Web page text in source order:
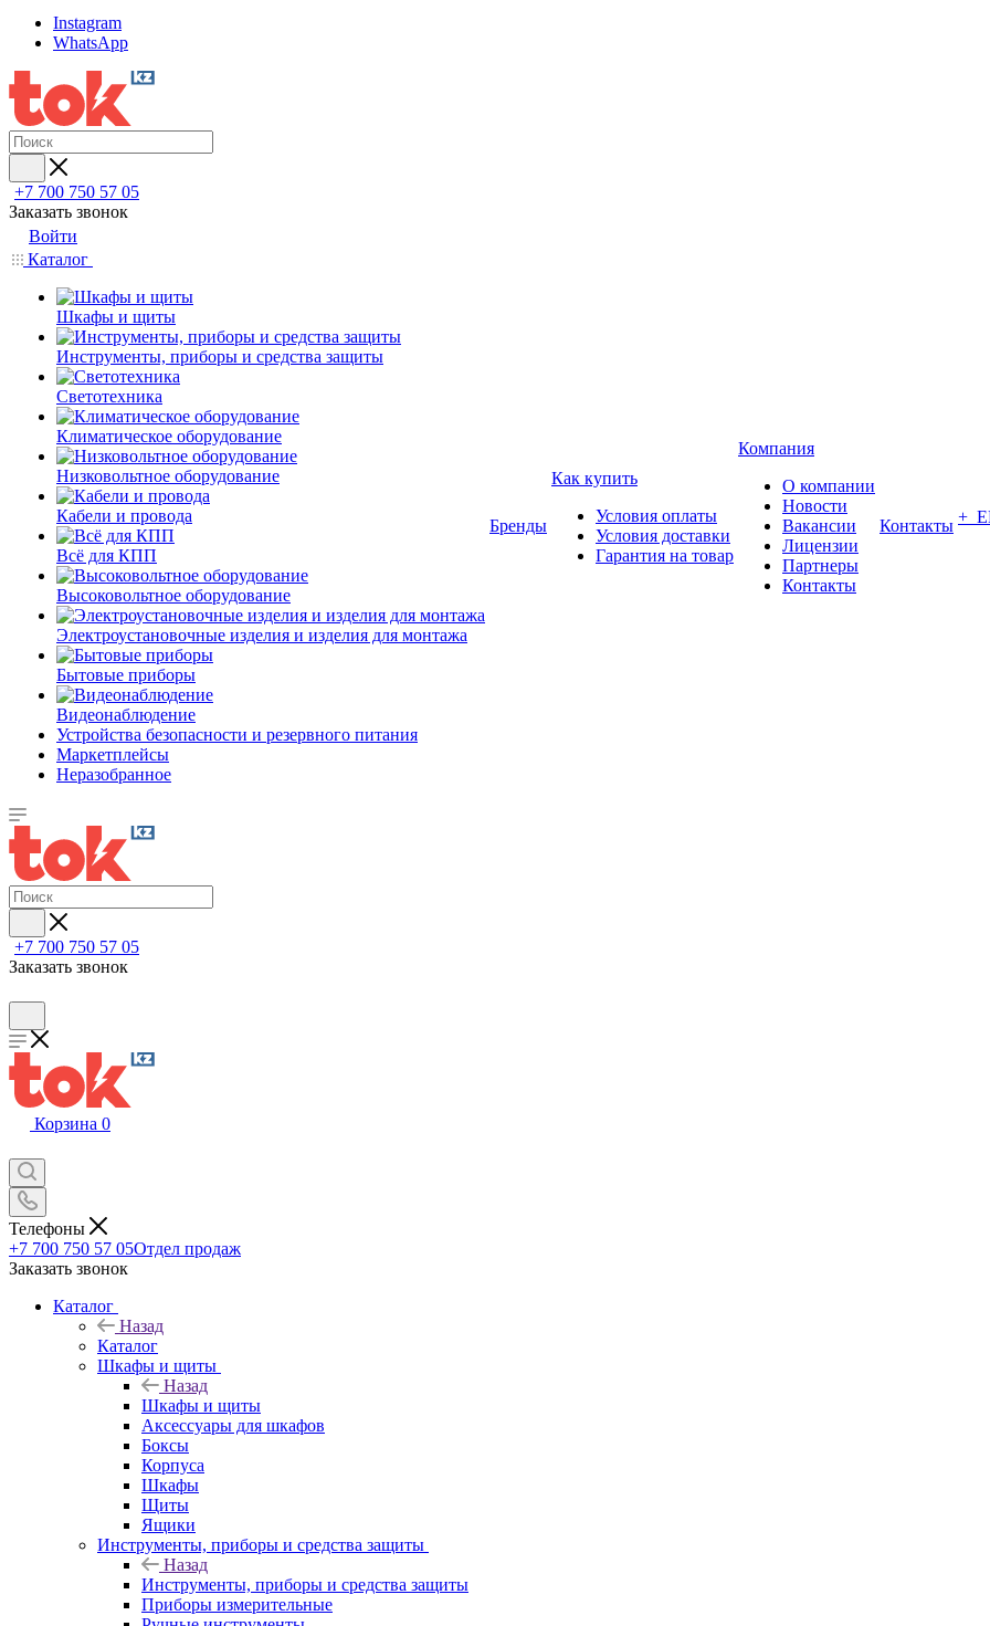
Instagram
WhatsApp
+7 700 750 57 05
Заказать звонок
Войти
Каталог
Шкафы и щиты
Инструменты, приборы и средства защиты
Светотехника
Климатическое оборудование
Низковольтное оборудование
Кабели и провода
Всё для КПП
Высоковольтное оборудование
Электроустановочные изделия и изделия для монтажа
Бытовые приборы
Видеонаблюдение
Устройства безопасности и резервного питания
Маркетплейсы
Неразобранное
Бренды
Как купить
Условия оплаты
Условия доставки
Гарантия на товар
Компания
О компании
Новости
Вакансии
Лицензии
Партнеры
Контакты
Контакты +
+7 700 750 57 05
Заказать звонок
Корзина 0
Телефоны
+7 700 750 57 05Отдел продаж
Заказать звонок
Каталог
Назад
Каталог
Шкафы и щиты
Назад
Шкафы и щиты
Аксессуары для шкафов
Боксы
Корпуса
Шкафы
Щиты
Ящики
Инструменты, приборы и средства защиты
Назад
Инструменты, приборы и средства защиты
Приборы измерительные